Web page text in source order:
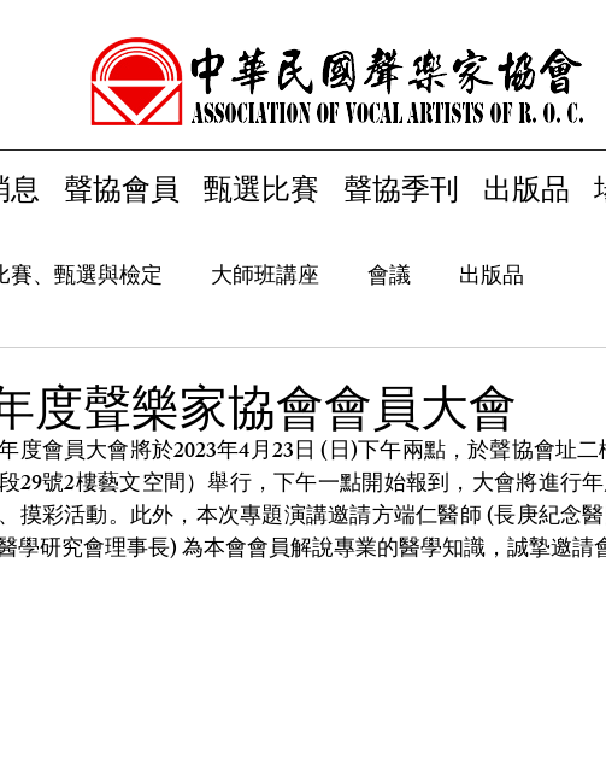
息 聲協會員 甄選比賽 聲協季刊 出版品
賽、甄選與檢定 大師班講座 會議 出版品
度聲樂家協會會員大會
度會員大會將於2023年4月23日 (日)下午兩點，於聲協會址
29號2樓藝文空間）舉行，下午一點開始報到，大會將進行
摸彩活動。此外，本次專題演講邀請方端仁醫師 (長庚紀念
學研究會理事長) 為本會會員解說專業的醫學知識，誠摯邀請